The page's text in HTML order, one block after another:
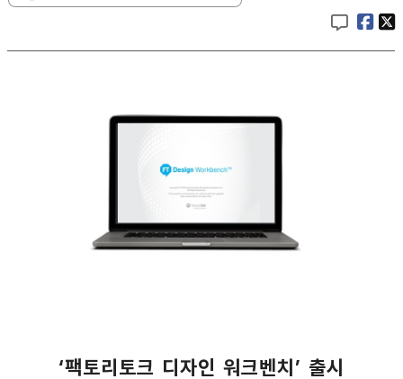
‘팩토리토크 디자인 워크벤치’ 출시